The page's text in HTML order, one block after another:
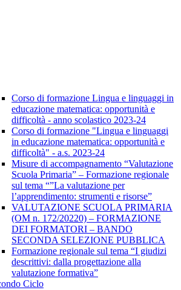
Corso di formazione Lingua e linguaggi in
educazione matematica: opportunità e
difficoltà - anno scolastico 2023-24
Corso di formazione "Lingua e linguaggi
in educazione matematica: opportunità e
difficoltà" - a.s. 2023-24
Misure di accompagnamento “Valutazione
Scuola Primaria” – Formazione regionale
sul tema “”La valutazione per
l’apprendimento: strumenti e risorse”
VALUTAZIONE SCUOLA PRIMARIA
(OM n. 172/20220) – FORMAZIONE
DEI FORMATORI – BANDO
SECONDA SELEZIONE PUBBLICA
Formazione regionale sul tema “I giudizi
descrittivi: dalla progettazione alla
valutazione formativa”
Ciclo